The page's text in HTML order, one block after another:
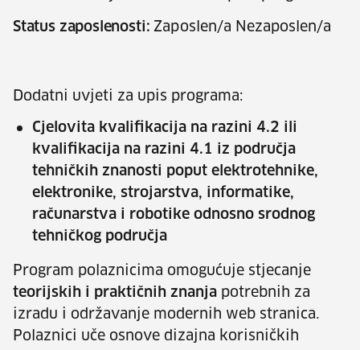
Status zaposlenosti: Zaposlen/a Nezaposlen/a
Dodatni uvjeti za upis programa:
Cjelovita kvalifikacija na razini 4.2 ili
kvalifikacija na razini 4.1 iz područja
tehničkih znanosti poput elektrotehnike,
elektronike, strojarstva, informatike,
računarstva i robotike odnosno srodnog
tehničkog područja
Program polaznicima omogućuje stjecanje
teorijskih i praktičnih znanja potrebnih za
izradu i održavanje modernih web stranica.
Polaznici uče osnove dizajna korisničkih